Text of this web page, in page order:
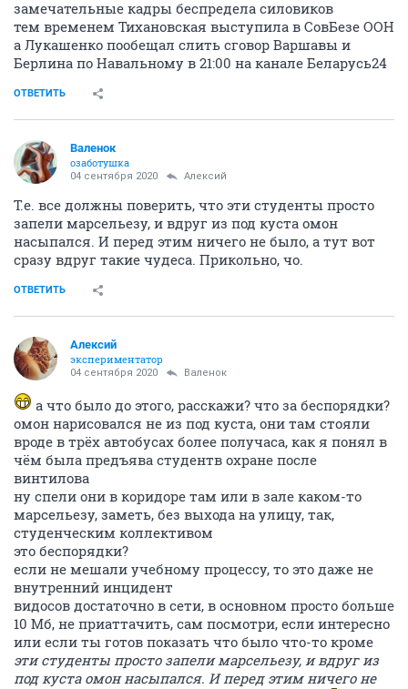
замечательные кадры беспредела силовиков
тем временем Тихановская выступила в СовБезе ООН
а Лукашенко пообещал слить сговор Варшавы и
Берлина по Навальному в 21:00 на канале Беларусь24
ОТВЕТИТЬ
Валенок
озаботушка
04 сентября 2020 Алексий
Т.е. все должны поверить, что эти студенты просто
запели марсельезу, и вдруг из под куста омон
насыпался. И перед этим ничего не было, а тут вот
сразу вдруг такие чудеса. Прикольно, чо.
ОТВЕТИТЬ
Алексий
экспериментатор
04 сентября 2020 Валенок
а что было до этого, расскажи? что за беспорядки?
омон нарисовался не из под куста, они там стояли
вроде в трёх автобусах более получаса, как я понял в
чём была предъява студентв охране после
винтилова
ну спели они в коридоре там или в зале каком-то
марсельезу, заметь, без выхода на улицу, так,
студенческим коллективом
это беспорядки?
если не мешали учебному процессу, то это даже не
внутренний инцидент
видосов достаточно в сети, в основном просто больше
10 Мб, не приаттачить, сам посмотри, если интересно
или если ты готов показать что было что-то кроме
эти студенты просто запели марсельезу, и вдруг из
под куста омон насыпался. И перед этим ничего не